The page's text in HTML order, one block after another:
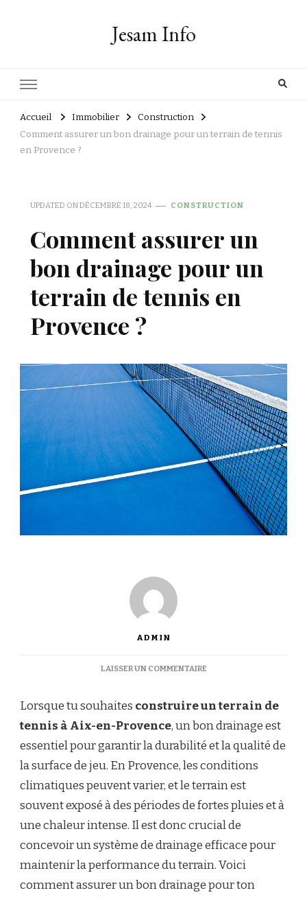
Jesam Info
Accueil Immobilier
Construction
Comment assurer un bon drainage pour un terrain de tennis
en Provence ?
UPDATED ONDÉCEMBRE 18, 2024 CONSTRUCTION
Comment assurer un
bon drainage pour un
terrain de tennis en
Provence ?
ADMIN
LAISSER UN COMMENTAIRESUR
UN
BON
POUR
TERRAIN
DE
EN
PROVENCE
Lorsque tu souhaites construire un terrain de
tennis à Aix-en-Provence, un bon drainage est
essentiel pour garantir la durabilité et la qualité de
la surface de jeu. En Provence, les conditions
climatiques peuvent varier, et le terrain est
souvent exposé à des périodes de fortes pluies et à
une chaleur intense. Il est donc crucial de
concevoir un système de drainage efficace pour
maintenir la performance du terrain. Voici
comment assurer un bon drainage pour ton